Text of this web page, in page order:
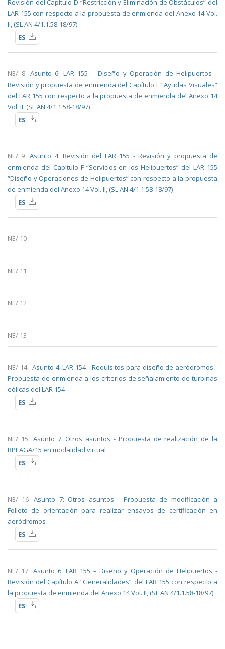
Revisión del Capítulo D “Restricción y Eliminación de Obstáculos” del
LAR 155 con respecto a la propuesta de enmienda del Anexo 14 Vol.
II, (SL AN 4/1.1.58-18/97)
ES
NE/ 8 Asunto 6: LAR 155 – Diseño y Operación de Helipuertos -
Revisión y propuesta de enmienda del Capítulo E “Ayudas Visuales”
del LAR 155 con respecto a la propuesta de enmienda del Anexo 14
Vol. II, (SL AN 4/1.1.58-18/97)
ES
NE/ 9 Asunto 4: Revisión del LAR 155 - Revisión y propuesta de
enmienda del Capítulo F “Servicios en los Helipuertos” del LAR 155
“Diseño y Operaciones de Helipuertos” con respecto a la propuesta
de enmienda del Anexo 14 Vol. II, (SL AN 4/1.1.58-18/97)
ES
NE/ 10
NE/ 11
NE/ 12
NE/ 13
NE/ 14 Asunto 4: LAR 154 - Requisitos para diseño de aeródromos -
Propuesta de enmienda a los criterios de señalamiento de turbinas
eólicas del LAR 154
ES
NE/ 15
Asunto 7: Otros asuntos - Propuesta de realización de la
RPEAGA/15 en modalidad virtual
ES
NE/ 16 Asunto 7: Otros asuntos - Propuesta de modificación a
Folleto de orientación para realizar ensayos de certificación en
aeródromos
ES
NE/ 17 Asunto 6: LAR 155 – Diseño y Operación de Helipuertos -
Revisión del Capítulo A “Generalidades” del LAR 155 con respecto a
la propuesta de enmienda del Anexo 14 Vol. II, (SL AN 4/1.1.58-18/97)
ES